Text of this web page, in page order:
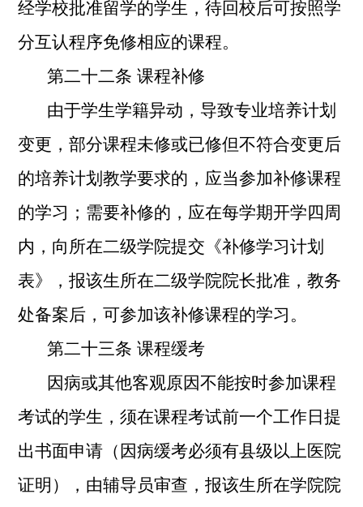
经学校批准留学的学生，待回校后可按照学
分互认程序免修相应的课程。
第二十二条课程补修
由于学生学籍异动，导致专业培养计划
变更，部分课程未修或已修但不符合变更后
的培养计划教学要求的，应当参加补修课程
的学习；需要补修的，应在每学期开学四周
内，向所在二级学院提交《补修学习计划
表》，报该生所在二级学院院长批准，教务
处备案后，可参加该补修课程的学习。
第二十三条 课程缓考
因病或其他客观原因不能按时参加课程
考试的学生，须在课程考试前一个工作日提
出书面申请（因病缓考必须有县级以上医院
证明），由辅导员审查，报该生所在学院院